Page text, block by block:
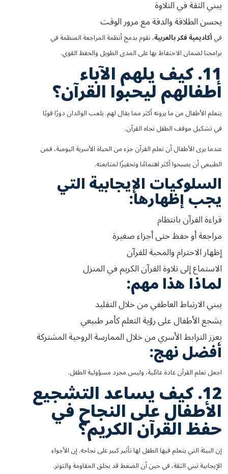
يبني الثقة في التلاوة
يحسن الطلاقة والدقة مع مرور الوقت
فيأكاديمية فكر بالعربية، نقوم بدمج أنظمة المراجعة المنظمة في
برامجنا لضمان الاحتفاظ بها على المدى الطويل والحفظ القوي.
11. كيف يلهم الآباء
أطفالهم ليحبوا القرآن؟
يتعلم الأطفال من ما يرونه أكثر مما يقال لهم. يلعب الوالدان دورًا قويًا
في تشكيل موقف الطفل تجاه القرآن.
عندما يرى الأطفال أن تعلم القرآن جزء من الحياة الأسرية اليومية، فمن
الطبيعي أن يصبحوا أكثر اهتمامًا وتحفيزًا لمتابعته.
السلوكيات الإيجابية التي
يجب إظهارها:
قراءة القرآن بانتظام
مراجعة أو حفظ حتى أجزاء صغيرة
إظهار الاحترام والمحبة للقرآن
الاستماع إلى تلاوة القرآن الكريم في المنزل
لماذا هذا مهم:
يبني الارتباط العاطفي من خلال التقليد
يشجع الأطفال على رؤية التعلم كأمر طبيعي
يعزز الترابط الأسري من خلال الممارسة الروحية المشتركة
أفضل نهج:
اجعل تعلم القرآن عادة عائلية، وليس مجرد مسؤولية الطفل.
12. كيف يساعد التشجيع
الأطفال على النجاح في
حفظ القرآن الكريم؟
إن البيئة التي يتعلم فيها الطفل لها تأثير كبير على نجاحه. إن الأجواء
الإيجابية تبني الثقة، في حين أن الضغط قد يخلق المقاومة والتوتر.